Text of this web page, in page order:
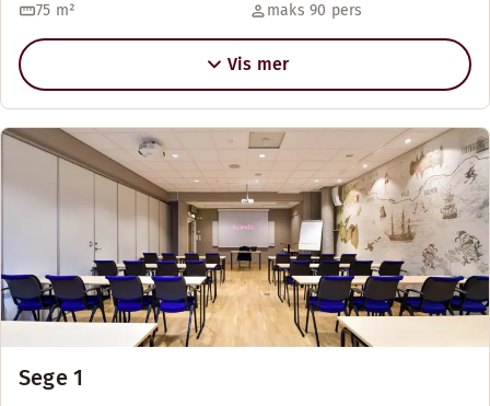
75 m² maks 90 pers
Vis mer
Sege 1